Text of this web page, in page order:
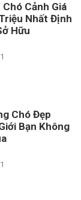
Cảnh Giá
Nhất Định
Hữu
Chó Đẹp
Bạn Không